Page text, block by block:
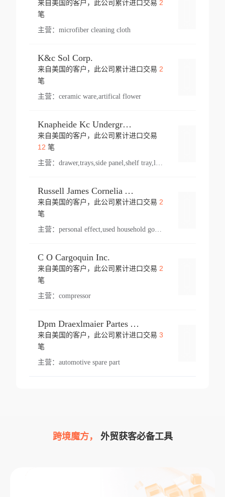
来自美国的客户，此公司累计进口交易 2
笔
主营： microfiber cleaning cloth
K&c Sol Corp.
来自美国的客户，此公司累计进口交易 2
笔
主营： ceramic ware,artifical flower
Knapheide Kc Underground
来自美国的客户，此公司累计进口交易
12 笔
主营：
Russell James Cornelia Arlington Va
来自美国的客户，此公司累计进口交易 2
笔
主营： personal effect,used household goods
C O Cargoquin Inc.
来自美国的客户，此公司累计进口交易 2
笔
主营： compressor
Dpm Draexlmaier Partes Automotrices Corr Ind Huejotzingo
来自美国的客户，此公司累计进口交易 3
笔
主营： automotive spare part
跨境魔方， 外贸获客必备工具